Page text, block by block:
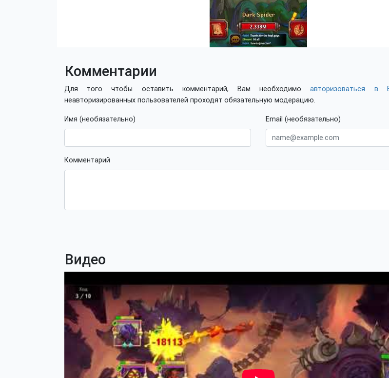
Комментарии
Для того чтобы оставить комментарий, Вам необходимоавторизоваться в
неавторизированных пользователей проходят обязательную модерацию.
Имя (необязательно) Email (необязательно)
Комментарий
Видео